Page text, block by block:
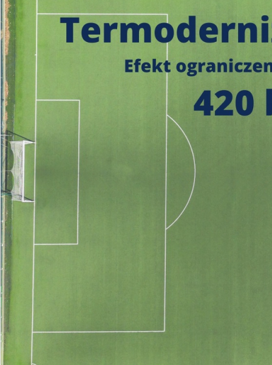
22 340 40 80
https://